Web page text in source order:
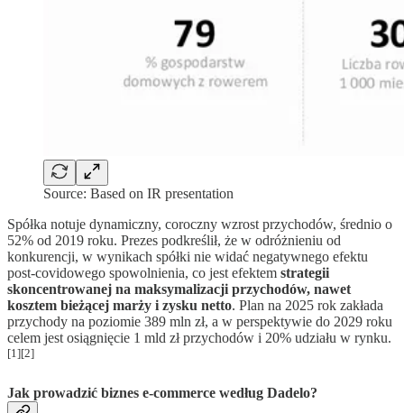
Source: Based on IR presentation
Spółka notuje dynamiczny, coroczny wzrost przychodów, średnio o
52% od 2019 roku. Prezes podkreślił, że w odróżnieniu od
konkurencji, w wynikach spółki nie widać negatywnego efektu
post-covidowego spowolnienia, co jest efektem strategii
skoncentrowanej na maksymalizacji przychodów, nawet
kosztem bieżącej marży i zysku netto. Plan na 2025 rok zakłada
przychody na poziomie 389 mln zł, a w perspektywie do 2029 roku
celem jest osiągnięcie 1 mld zł przychodów i 20% udziału w rynku.
[1][2]
Jak prowadzić biznes e-commerce według Dadelo?